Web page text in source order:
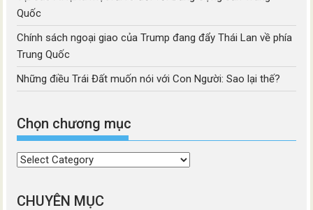
Quốc
Chính sách ngoại giao của Trump đang đẩy Thái Lan về phía
Trung Quốc
Những điều Trái Đất muốn nói với Con Người: Sao lại thế?
Chọn chương mục
Chọn
mục
CHUYÊN MỤC